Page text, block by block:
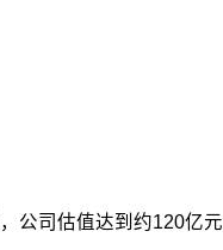
公司估值达到约120亿元